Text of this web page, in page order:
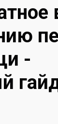
-